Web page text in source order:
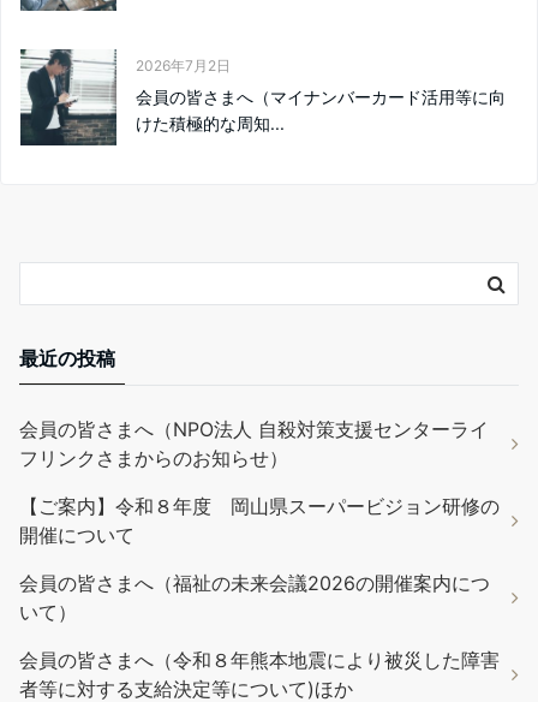
2026年7月2日
会員の皆さまへ（マイナンバーカード活用等に向
けた積極的な周知...
最近の投稿
会員の皆さまへ（NPO法人 自殺対策支援センターライ
フリンクさまからのお知らせ）
【ご案内】令和８年度 岡山県スーパービジョン研修の
開催について
会員の皆さまへ（福祉の未来会議2026の開催案内につ
いて）
会員の皆さまへ（令和８年熊本地震により被災した障害
者等に対する支給決定等について)ほか